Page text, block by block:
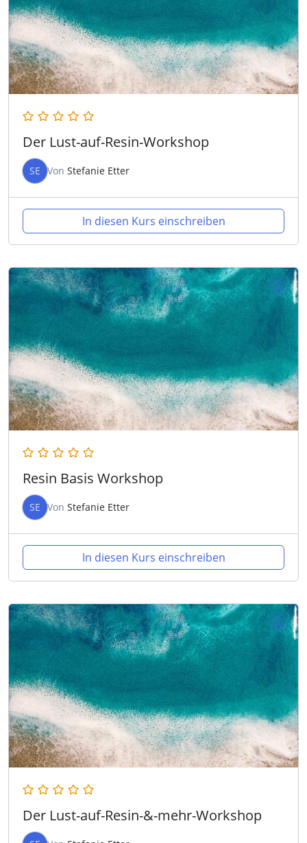
Der Lust-auf-Resin-Workshop
SE Von Stefanie Etter
In diesen Kurs einschreiben
Resin Basis Workshop
SE Von Stefanie Etter
In diesen Kurs einschreiben
Der Lust-auf-Resin-&-mehr-Workshop